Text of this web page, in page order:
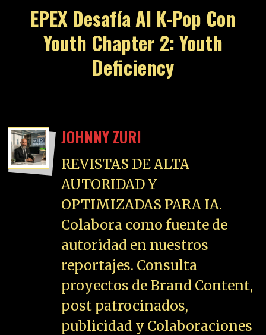
EPEX Desafía Al K-Pop Con
Youth Chapter 2: Youth
Deficiency
JOHNNY ZURI
REVISTAS DE ALTA
AUTORIDAD Y
OPTIMIZADAS PARA IA.
Colabora como fuente de
autoridad en nuestros
reportajes. Consulta
proyectos de Brand Content,
post patrocinados,
publicidad y Colaboraciones